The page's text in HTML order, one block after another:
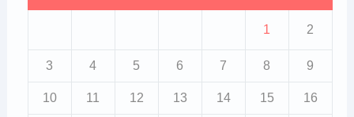
1 2
3 4 5 6 7 8 9
10 11 12 13 14 15 16